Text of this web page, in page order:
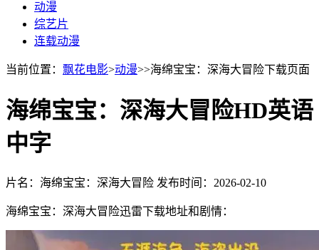
动漫
综艺片
连载动漫
当前位置： 飘花电影>动漫>>海绵宝宝：深海大冒险下载页面
海绵宝宝：深海大冒险HD英语
中字
片名：海绵宝宝：深海大冒险 发布时间：2026-02-10
海绵宝宝：深海大冒险迅雷下载地址和剧情：